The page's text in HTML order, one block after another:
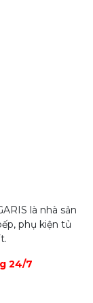
là nhà sản
phụ kiện tủ
24/7